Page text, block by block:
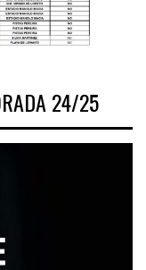
24/25